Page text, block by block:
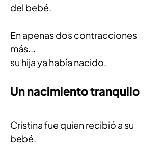
del bebé.
En apenas dos contracciones
más...
su hija ya había nacido.
Un nacimiento tranquilo
Cristina fue quien recibió a su
bebé.